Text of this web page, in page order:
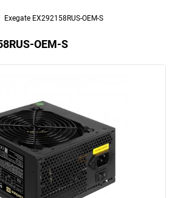
Exegate EX292158RUS-OEM-S
OEM-S